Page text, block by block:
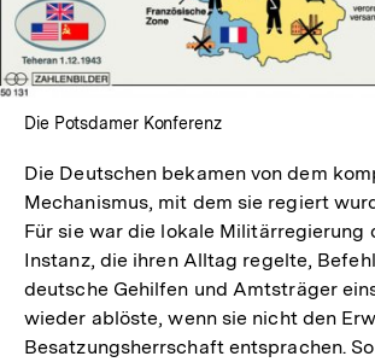
Die Potsdamer Konferenz
Die Deutschen bekamen von dem
Mechanismus, mit dem sie regiert
Für sie war die lokale Militärregierung
Instanz, die ihren Alltag regelte,
deutsche Gehilfen und Amtsträger
wieder ablöste, wenn sie nicht den
Besatzungsherrschaft entsprachen.